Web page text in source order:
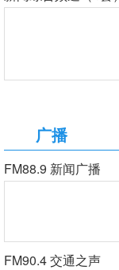
广播
FM88.9 新闻广播
FM90.4 交通之声